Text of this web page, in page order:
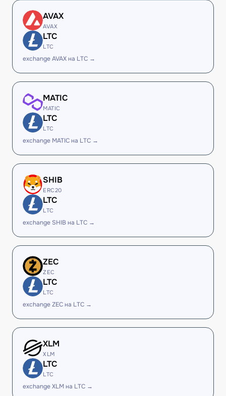
AVAX
AVAX
LTC
LTC
exchange AVAX на LTC →
MATIC
MATIC
LTC
LTC
exchange MATIC на LTC →
SHIB
ERC20
LTC
LTC
exchange SHIB на LTC →
ZEC
ZEC
LTC
LTC
exchange ZEC на LTC →
XLM
XLM
LTC
LTC
exchange XLM на LTC →